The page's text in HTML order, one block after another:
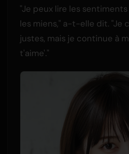
"Je peux lire les
les miens," a-t-elle dit. "Je
justes, mais je continue à
t'aime'."